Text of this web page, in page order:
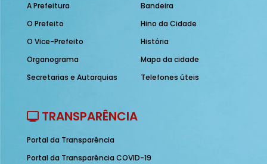
A Prefeitura
O Prefeito
O Vice-Prefeito
Organograma
Secretarias e Autarquias
Bandeira
Hino da Cidade
História
Mapa da cidade
Telefones úteis
TRANSPARÊNCIA
Portal da Transparência
Portal da Transparência COVID-19